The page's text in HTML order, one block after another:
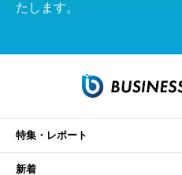
たします。
特集・レポート
新着